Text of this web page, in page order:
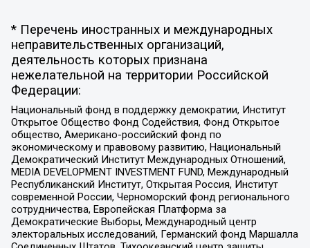
* Перечень иностранных и международных
неправительственных организаций,
деятельность которых признана
нежелательной на территории Российской
Федерации:
Национальный фонд в поддержку демократии, Институт
Открытое Общество Фонд Содействия, Фонд Открытое
общество, Американо-российский фонд по
экономическому и правовому развитию, Национальный
Демократический Институт Международных Отношений,
MEDIA DEVELOPMENT INVESTMENT FUND, Международный
Республиканский Институт, Открытая Россия, Институт
современной России, Черноморский фонд регионального
сотрудничества, Европейская Платформа за
Демократические Выборы, Международный центр
электоральных исследований, Германский фонд Маршалла